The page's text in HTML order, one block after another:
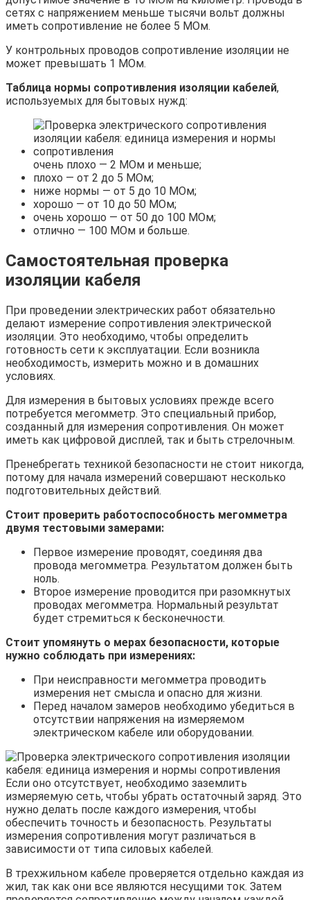
сетях с напряжением меньше тысячи вольт должны
иметь сопротивление не более 5 МОм.
У контрольных проводов сопротивление изоляции не
может превышать 1 МОм.
Таблица нормы сопротивления изоляции кабелей,
используемых для бытовых нужд:
очень плохо — 2 МОм и меньше;
плохо — от 2 до 5 МОм;
ниже нормы — от 5 до 10 МОм;
хорошо — от 10 до 50 МОм;
очень хорошо — от 50 до 100 МОм;
отлично — 100 МОм и больше.
Самостоятельная проверка
изоляции кабеля
При проведении электрических работ обязательно
делают измерение сопротивления электрической
изоляции. Это необходимо, чтобы определить
готовность сети к эксплуатации. Если возникла
необходимость, измерить можно и в домашних
условиях.
Для измерения в бытовых условиях прежде всего
потребуется мегомметр. Это специальный прибор,
созданный для измерения сопротивления. Он может
иметь как цифровой дисплей, так и быть стрелочным.
Пренебрегать техникой безопасности не стоит никогда,
потому для начала измерений совершают несколько
подготовительных действий.
Стоит проверить работоспособность мегомметра
двумя тестовыми замерами:
Первое измерение проводят, соединяя два
провода мегомметра. Результатом должен быть
ноль.
Второе измерение проводится при разомкнутых
проводах мегомметра. Нормальный результат
будет стремиться к бесконечности.
Стоит упомянуть о мерах безопасности, которые
нужно соблюдать при измерениях:
При неисправности мегомметра проводить
измерения нет смысла и опасно для жизни.
Перед началом замеров необходимо убедиться в
отсутствии напряжения на измеряемом
электрическом кабеле или оборудовании.
Если оно отсутствует, необходимо заземлить
измеряемую сеть, чтобы убрать остаточный заряд. Это
нужно делать после каждого измерения, чтобы
обеспечить точность и безопасность. Результаты
измерения сопротивления могут различаться в
зависимости от типа силовых кабелей.
В трехжильном кабеле проверяется отдельно каждая из
жил, так как они все являются несущими ток. Затем